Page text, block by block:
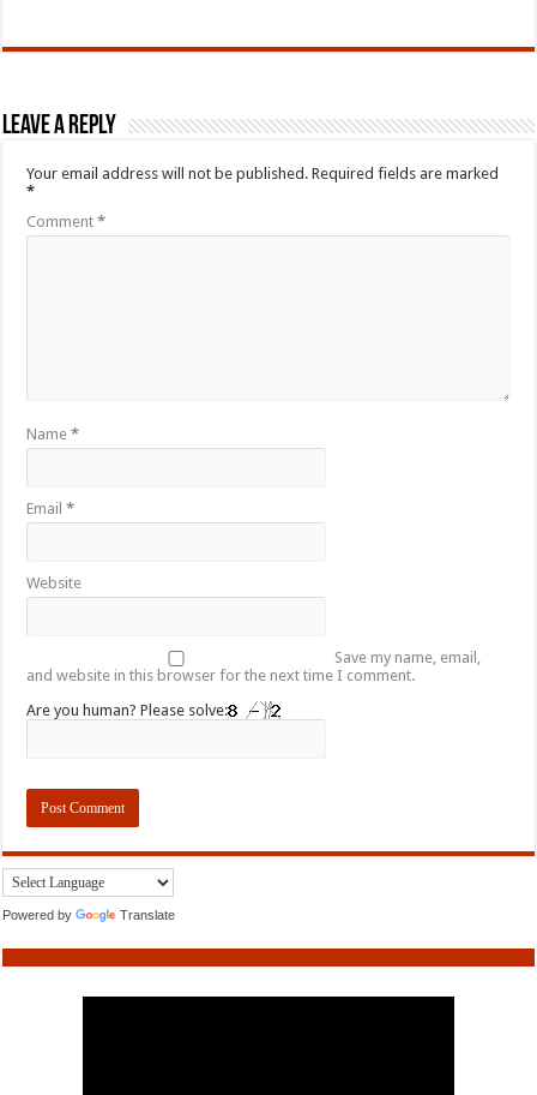
Leave a Reply
Your email address will not be published. Required fields are marked
*
Comment*
Name*
Email*
Website
Save my name, email,
and website in this browser for the next time I comment.
Are you human? Please solve:
Powered by Translate